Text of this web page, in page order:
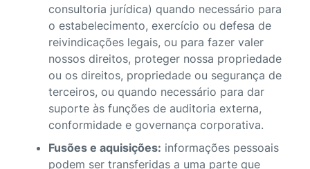
consultoria jurídica) quando necessário para
o estabelecimento, exercício ou defesa de
reivindicações legais, ou para fazer valer
nossos direitos, proteger nossa propriedade
ou os direitos, propriedade ou segurança de
terceiros, ou quando necessário para dar
suporte às funções de auditoria externa,
conformidade e governança corporativa.
Fusões e aquisições: informações pessoais
podem ser transferidas a uma parte que